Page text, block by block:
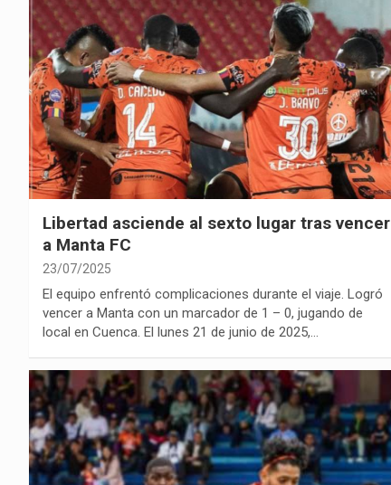
Libertad asciende al sexto lugar tras vencer
a Manta FC
23/07/2025
El equipo enfrentó complicaciones durante el viaje. Logró
vencer a Manta con un marcador de 1 – 0, jugando de
local en Cuenca. El lunes 21 de junio de 2025,…